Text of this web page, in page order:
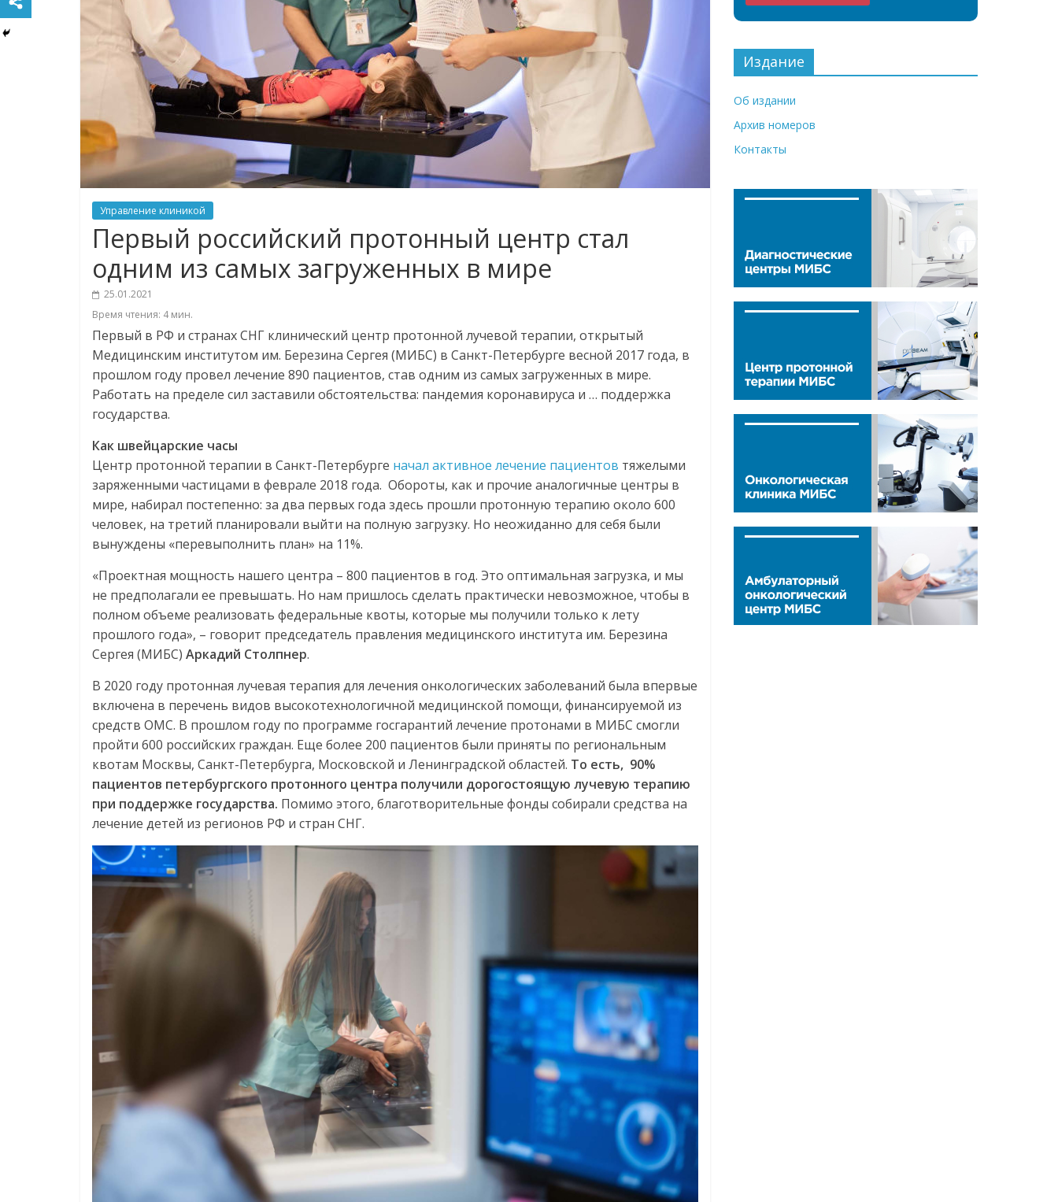
Управление клиникой
Первый российский протонный центр стал
одним из самых загруженных в мире
25.01.2021
Время чтения: 4 мин.
Первый в РФ и странах СНГ клинический центр протонной лучевой терапии, открытый
Медицинским институтом им. Березина Сергея (МИБС) в Санкт-Петербурге весной 2017 года, в
прошлом году провел лечение 890 пациентов, став одним из самых загруженных в мире.
Работать на пределе сил заставили обстоятельства: пандемия коронавируса и … поддержка
государства.
Как швейцарские часы
Центр протонной терапии в Санкт-Петербурге начал активное лечение пациентов тяжелыми
заряженными частицами в феврале 2018 года. Обороты, как и прочие аналогичные центры в
мире, набирал постепенно: за два первых года здесь прошли протонную терапию около 600
человек, на третий планировали выйти на полную загрузку. Но неожиданно для себя были
вынуждены «перевыполнить план» на 11%.
«Проектная мощность нашего центра – 800 пациентов в год. Это оптимальная загрузка, и мы
не предполагали ее превышать. Но нам пришлось сделать практически невозможное, чтобы в
полном объеме реализовать федеральные квоты, которые мы получили только к лету
прошлого года», – говорит председатель правления медицинского института им. Березина
Сергея (МИБС) Аркадий Столпнер.
В 2020 году протонная лучевая терапия для лечения онкологических заболеваний была впервые
включена в перечень видов высокотехнологичной медицинской помощи, финансируемой из
средств ОМС. В прошлом году по программе госгарантий лечение протонами в МИБС смогли
пройти 600 российских граждан. Еще более 200 пациентов были приняты по региональным
квотам Москвы, Санкт-Петербурга, Московской и Ленинградской областей. То есть, 90%
пациентов петербургского протонного центра получили дорогостоящую лучевую терапию
при поддержке государства. Помимо этого, благотворительные фонды собирали средства на
лечение детей из регионов РФ и стран СНГ.
Издание
Об издании
Архив номеров
Контакты